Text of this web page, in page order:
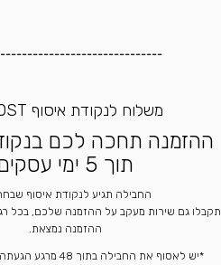
משלוח לנקודת איסוף E-POST
ההזמנה תחכה לכם
תוך 5 ימי עסקים
החבילה תגיע לנקודת איסוף
תקבלו גם שירות מעקב על ההזמנה שלכם, בכל
ההזמנה נמצאת.
*יש לאסוף את החבילה בתוך 48 מרגע הגעתה לנקודת האיסוף